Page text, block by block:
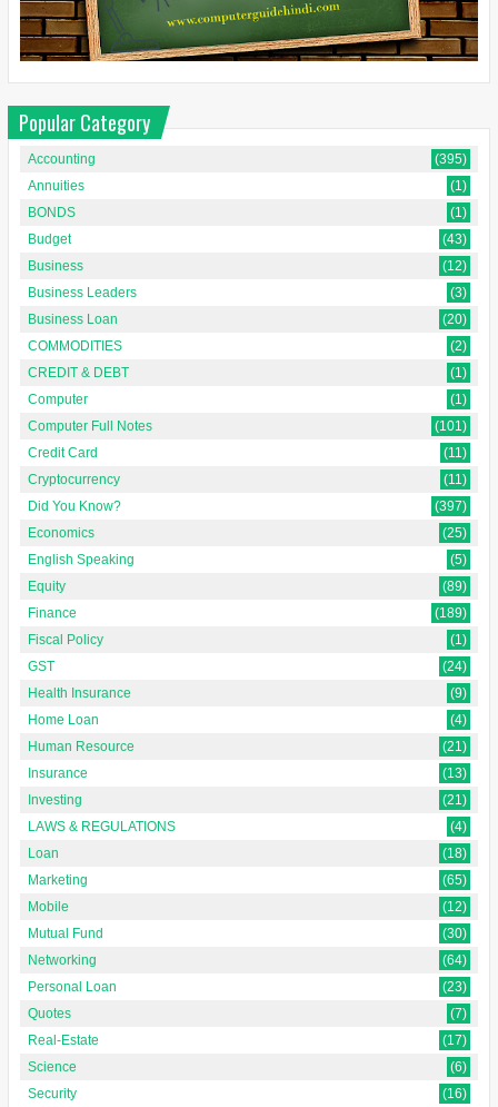
Popular Category
Accounting
(395)
Annuities
(1)
BONDS
(1)
Budget
(43)
Business
(12)
Business Leaders
(3)
Business Loan
(20)
COMMODITIES
(2)
CREDIT & DEBT
(1)
Computer
(1)
Computer Full Notes
(101)
Credit Card
(11)
Cryptocurrency
(11)
Did You Know?
(397)
Economics
(25)
English Speaking
(5)
Equity
(89)
Finance
(189)
Fiscal Policy
(1)
GST
(24)
Health Insurance
(9)
Home Loan
(4)
Human Resource
(21)
Insurance
(13)
Investing
(21)
LAWS & REGULATIONS
(4)
Loan
(18)
Marketing
(65)
Mobile
(12)
Mutual Fund
(30)
Networking
(64)
Personal Loan
(23)
Quotes
(7)
Real-Estate
(17)
Science
(6)
Security
(16)